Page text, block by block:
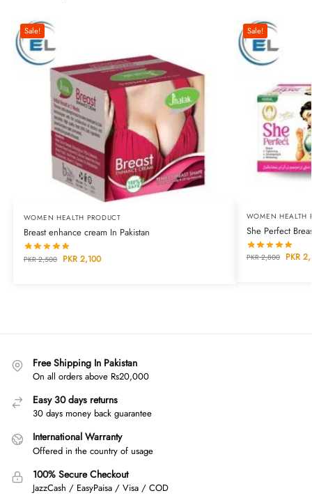
Sale!
WOMEN HEALTH PRODUCT
Breast enhance cream In Pakistan
PKR2,500 PKR2,100
Sale!
WOMEN HEALTH
She Perfect
PKR2,800 PKR
Free Shipping In Pakistan
On all orders above Rs20,000
Easy 30 days returns
30 days money back guarantee
International Warranty
Offered in the country of usage
100% Secure Checkout
JazzCash / EasyPaisa / Visa / COD